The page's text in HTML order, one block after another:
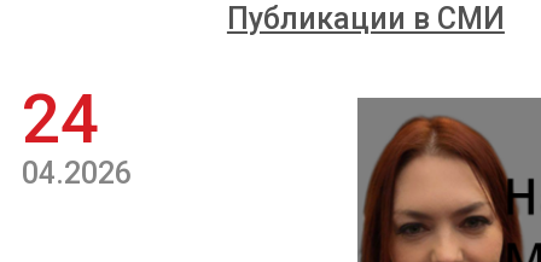
Публикации в СМИ
24
04.2026